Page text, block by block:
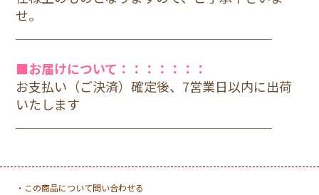
せ。
■お届けについて：：：：：：：
お支払い（ご決済）確定後、7営業日以内に出荷
いたします
・この商品について問い合わせる